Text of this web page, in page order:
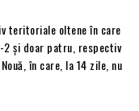
teritoriale oltene în care
2 și doar patru, respectiv
în care, la 14 zile, nu